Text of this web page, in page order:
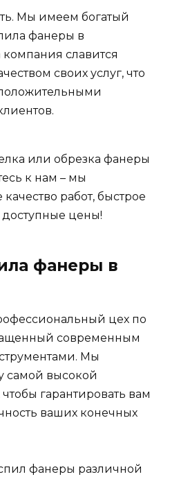
Мы имеем богатый
фанеры в
славится
своих услуг, что
или обрезка фанеры
к нам – мы
работ, быстрое
цены!
фанеры в
цех по
современным
Мы
самой высокой
гарантировать вам
ваших конечных
фанеры различной